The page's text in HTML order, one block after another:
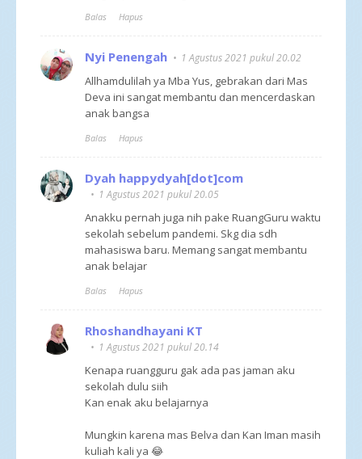
Balas Hapus
Nyi Penengah 1 Agustus 2021 pukul 20.02
Allhamdulilah ya Mba Yus, gebrakan dari Mas
Deva ini sangat membantu dan mencerdaskan
anak bangsa
Balas Hapus
Dyah happydyah[dot]com
1 Agustus 2021 pukul 20.05
Anakku pernah juga nih pake RuangGuru waktu
sekolah sebelum pandemi. Skg dia sdh
mahasiswa baru. Memang sangat membantu
anak belajar
Balas Hapus
Rhoshandhayani KT
1 Agustus 2021 pukul 20.14
Kenapa ruangguru gak ada pas jaman aku
sekolah dulu siih
Kan enak aku belajarnya
Mungkin karena mas Belva dan Kan Iman masih
kuliah kali ya 😂